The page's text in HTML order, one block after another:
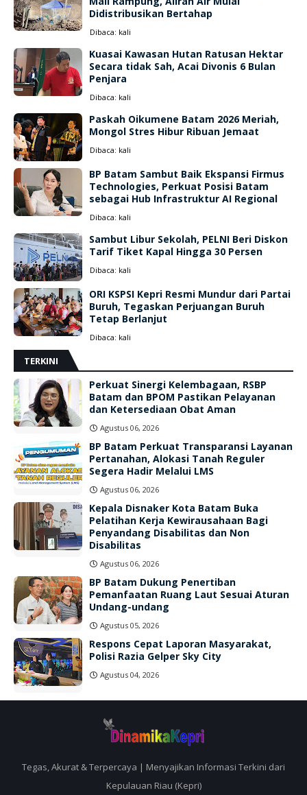
Didistribusikan Bertahap
Dibaca: kali
Kuasai Kawasan Hutan Ratusan Hektar
Secara tidak Sah, Acai Divonis 6 Bulan
Penjara
Dibaca: kali
Paskah Oikumene Batam 2026 Meriah,
Mongol Stres Hibur Ribuan Jemaat
Dibaca: kali
BP Batam Sambut Baik Ekspansi Firmus
Technologies, Perkuat Posisi Batam
sebagai Hub Infrastruktur AI Regional
Dibaca: kali
Sambut Libur Sekolah, PELNI Beri Diskon
Tarif Tiket Kapal Hingga 30 Persen
Dibaca: kali
ORI KSPSI Kepri Resmi Mundur dari Partai
Buruh, Tegaskan Perjuangan Buruh
Tetap Berlanjut
Dibaca: kali
TERKINI
Perkuat Sinergi Kelembagaan, RSBP
Batam dan BPOM Pastikan Pelayanan
dan Ketersediaan Obat Aman
Agustus 06, 2026
BP Batam Perkuat Transparansi Layanan
Pertanahan, Alokasi Tanah Reguler
Segera Hadir Melalui LMS
Agustus 06, 2026
Kepala Disnaker Kota Batam Buka
Pelatihan Kerja Kewirausahaan Bagi
Penyandang Disabilitas dan Non
Disabilitas
Agustus 06, 2026
BP Batam Dukung Penertiban
Pemanfaatan Ruang Laut Sesuai Aturan
Undang-undang
Agustus 05, 2026
Respons Cepat Laporan Masyarakat,
Polisi Razia Gelper Sky City
Agustus 04, 2026
Tegas, Akurat & Terpercaya | Menyajikan Informasi Terkini dari
Kepulauan Riau (Kepri)